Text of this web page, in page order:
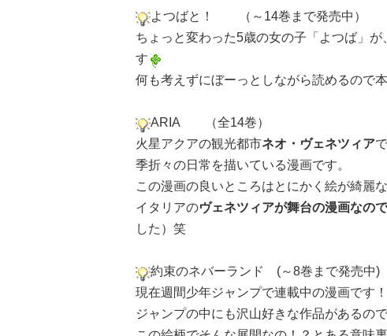
よつばと！ （～14巻まで発売中）
ちょっと変わった5歳の女の子「よつば」
す
何も考えずにぼーっとしながら読めるので
ARIA （全14巻）
火星アクアの観光都市ネオ・ヴェネツィア
季折々の日常を描いている漫画です。
この漫画の良いところはとにかく絵が綺麗
イタリアのヴェネツィアが舞台の漫画なの
した）笑
約束のネバーランド (～8巻まで発売中)
現在週間少年ジャンプで連載中の漫画です！
ジャンプの中にも沢山好きな作品があるの